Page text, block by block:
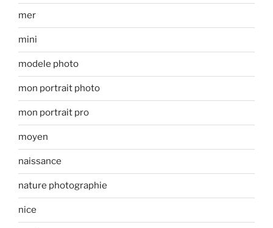
mer
mini
modele photo
mon portrait photo
mon portrait pro
moyen
naissance
nature photographie
nice